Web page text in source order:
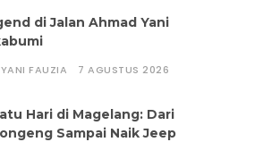
di Jalan Ahmad Yani
FAUZIA 7 AGUSTUS 2026
Hari di Magelang: Dari
Sampai Naik Jeep